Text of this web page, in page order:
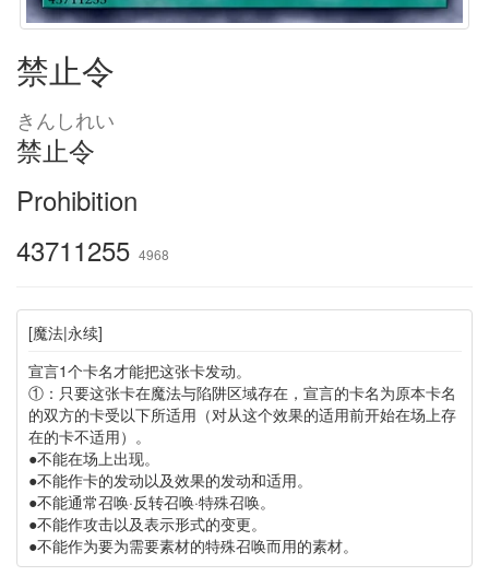
禁止令
きんしれい
禁止令
Prohibition
43711255 4968
[魔法|永续]
宣言1个卡名才能把这张卡发动。
①：只要这张卡在魔法与陷阱区域存在，宣言的卡名为原本卡名
的双方的卡受以下所适用（对从这个效果的适用前开始在场上存
在的卡不适用）。
●不能在场上出现。
●不能作卡的发动以及效果的发动和适用。
●不能通常召唤·反转召唤·特殊召唤。
●不能作攻击以及表示形式的变更。
●不能作为要为需要素材的特殊召唤而用的素材。